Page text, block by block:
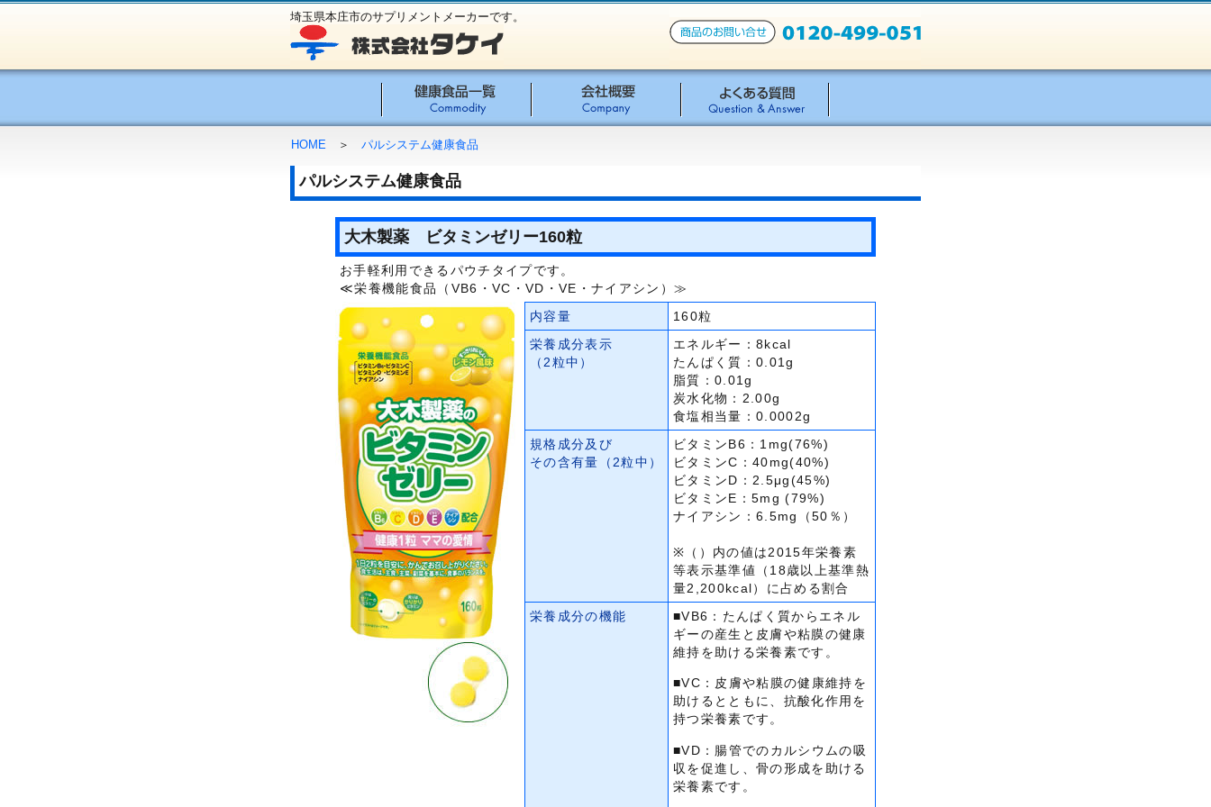
埼玉県本庄市のサプリメントメーカーです。
HOME ＞ パルシステム健康食品
パルシステム健康食品
大木製薬 ビタミンゼリー160粒
お手軽利用できるパウチタイプです。
≪栄養機能食品（VB6・VC・VD・VE・ナイアシン）≫
内容量
160粒
栄養成分表示
（2粒中）
エネルギー：8kcal
たんぱく質：0.01g
脂質：0.01g
炭水化物：2.00g
食塩相当量：0.0002g
規格成分及び
その含有量（2粒中）
ビタミンB6：1mg(76%)
ビタミンC：40mg(40%)
ビタミンD：2.5μg(45%)
ビタミンE：5mg (79%)
ナイアシン：6.5mg（50％）
※（）内の値は2015年栄養素
等表示基準値（18歳以上基準熱
量2,200kcal）に占める割合
栄養成分の機能
■VB6：たんぱく質からエネル
ギーの産生と皮膚や粘膜の健康
維持を助ける栄養素です。
■VC：皮膚や粘膜の健康維持を
助けるとともに、抗酸化作用を
持つ栄養素です。
■VD：腸管でのカルシウムの吸
収を促進し、骨の形成を助ける
栄養素です。